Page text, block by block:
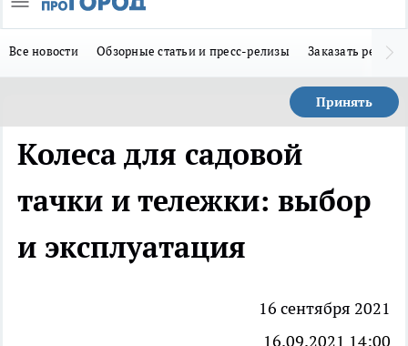
Все новости Обзорные статьи и пресс-релизы Заказать
Принять
Колеса для садовой
тачки и тележки: выбор
и эксплуатация
16 сентября 2021
16.09.2021 14:00